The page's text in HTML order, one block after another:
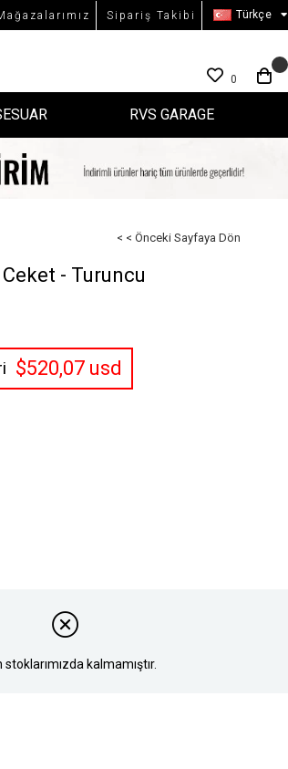
Sipariş Takibi Türkçe
0
RVS GARAGE
< < Önceki Sayfaya Dön
- Turuncu
$520,07 usd
stoklarımızda kalmamıştır.